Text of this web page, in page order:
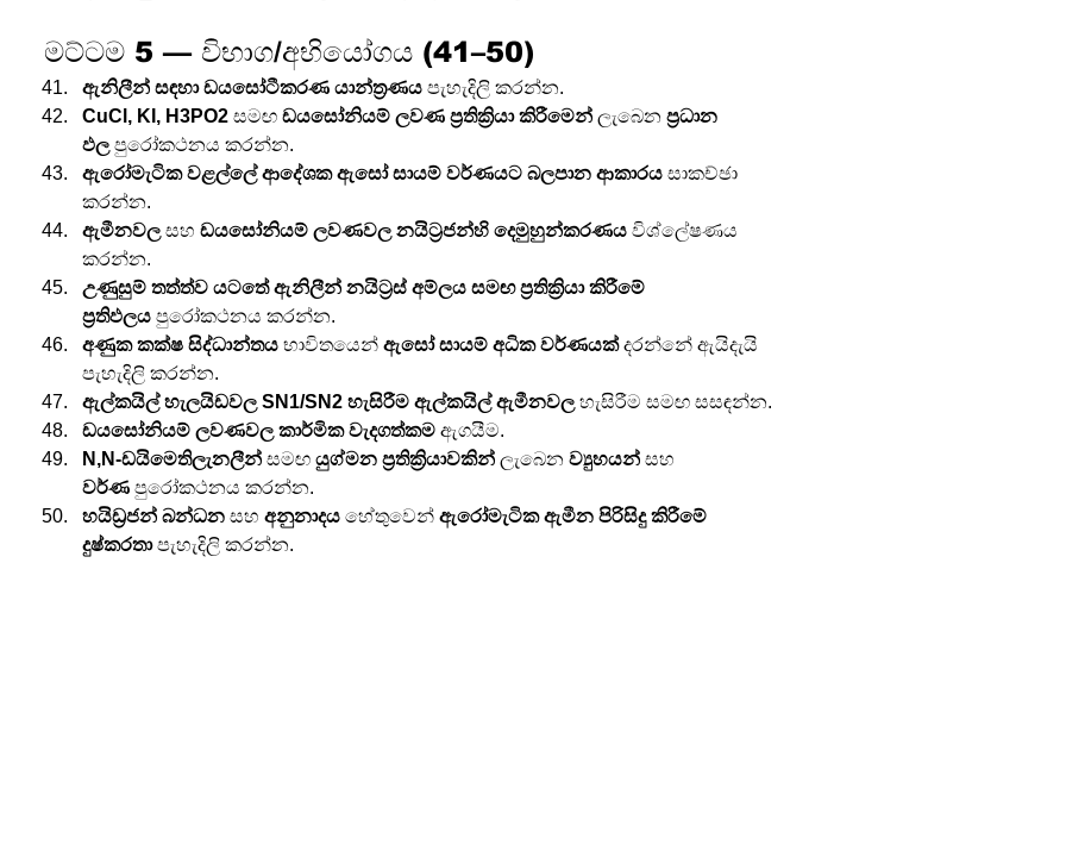
මට්ටම 5 — විභාග/අභියෝගය (41–50)
ඇනිලීන් සඳහා ඩයසෝටීකරණ යාන්ත්‍රණය පැහැදිලි කරන්න.
CuCl, KI, H3PO2 සමඟ ඩයසෝනියම් ලවණ ප්‍රතික්‍රියා කිරීමෙන් ලැබෙන ප්‍රධාන
ඵල පුරෝකථනය කරන්න.
ඇරෝමැටික වළල්ලේ ආදේශක ඇසෝ සායම් වර්ණයට බලපාන ආකාරය සාකච්ඡා
කරන්න.
ඇමීනවල සහ ඩයසෝනියම් ලවණවල නයිට්‍රජන්හි දෙමුහුන්කරණය විශ්ලේෂණය
කරන්න.
උණුසුම් තත්ත්ව යටතේ ඇනිලීන් නයිට්‍රස් අම්ලය සමඟ ප්‍රතික්‍රියා කිරීමේ
ප්‍රතිඵලය පුරෝකථනය කරන්න.
අණුක කක්ෂ සිද්ධාන්තය භාවිතයෙන් ඇසෝ සායම් අධික වර්ණයක් දරන්නේ ඇයිදැයි
පැහැදිලි කරන්න.
ඇල්කයිල් හැලයිඩවල SN1/SN2 හැසිරීම ඇල්කයිල් ඇමීනවල හැසිරීම සමඟ සසඳන්න.
ඩයසෝනියම් ලවණවල කාර්මික වැදගත්කම ඇගයීම.
N,N-ඩයිමෙතිලැනලීන් සමඟ යුග්මන ප්‍රතික්‍රියාවකින් ලැබෙන ව්‍යුහයන් සහ
වර්ණ පුරෝකථනය කරන්න.
හයිඩ්‍රජන් බන්ධන සහ අනුනාදය හේතුවෙන් ඇරෝමැටික ඇමීන පිරිසිදු කිරීමේ
දුෂ්කරතා පැහැදිලි කරන්න.